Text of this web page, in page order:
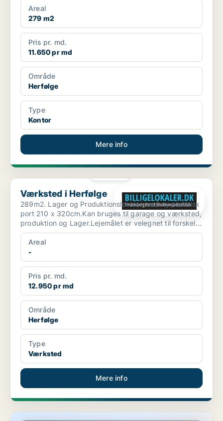
Areal
279 m2
Pris pr. md.
11.650 pr md
Område
Herfølge
Type
Kontor
Mere info
Værksted i Herfølge
Værksted i Herfølge
289m2. Lager og Produktionslokaler med ny elektrisk
port 210 x 320cm.Kan bruges til garage og værksted,
produktion og Lager.Lejemålet er velegnet til forskel...
Areal
-
Pris pr. md.
12.950 pr md
Område
Herfølge
Type
Værksted
Mere info
Lager i Herfølge